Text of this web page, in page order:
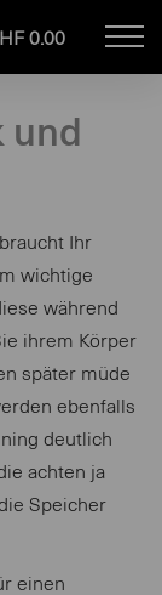
0.00
und
Ihr
wichtige
während
ihrem Körper
später müde
ebenfalls
deutlich
achten ja
Speicher
einen